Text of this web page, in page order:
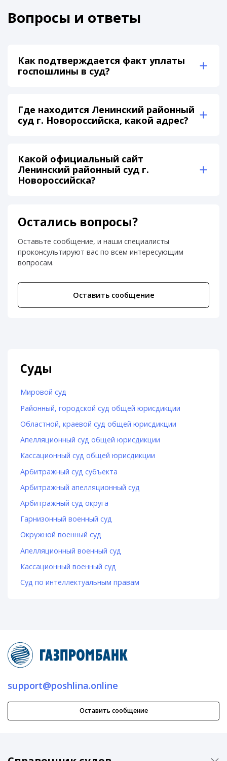
Вопросы и ответы
Как подтверждается факт уплаты
госпошлины в суд?
Где находится Ленинский районный
суд г. Новороссийска, какой адрес?
Какой официальный сайт
Ленинский районный суд г.
Новороссийска?
Остались вопросы?
Оставьте сообщение, и наши специалисты
проконсультируют вас по всем интересующим
вопросам.
Оставить сообщение
Суды
Мировой суд
Районный, городской суд общей юрисдикции
Областной, краевой суд общей юрисдикции
Апелляционный суд общей юрисдикции
Кассационный суд общей юрисдикции
Арбитражный суд субъекта
Арбитражный апелляционный суд
Арбитражный суд округа
Гарнизонный военный суд
Окружной военный суд
Апелляционный военный суд
Кассационный военный суд
Суд по интеллектуальным правам
support@poshlina.online
Оставить сообщение